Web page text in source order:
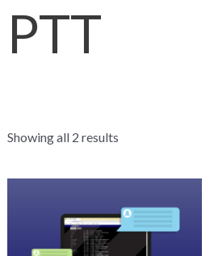
PTT
Showing all 2 results